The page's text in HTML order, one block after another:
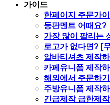
가이드
한페이지 주문가
등판멘트 어때요?
가장 많이 팔리는
로고가 없다면? [
알바티셔츠 제작하
카페유니폼 제작하
해외에서 주문하기
주방유니폼 제작하
긴급제작 급한제작